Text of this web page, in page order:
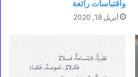
واقتباسات رائعة
أبريل 18, 2020